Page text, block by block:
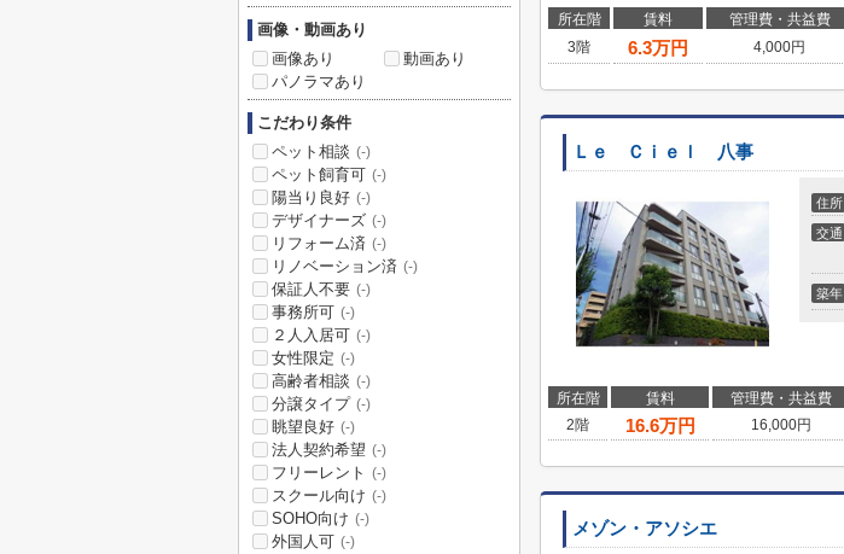
所在階 賃料 管理費・共益費
3階
6.3万円 4,000円
Ｌｅ Ｃｉｅｌ 八事
住所
交通
築年
所在階 賃料 管理費・共益費
2階
16.6万円 16,000円
メゾン・アソシエ
画像・動画あり
画像あり
動画あり
パノラマあり
こだわり条件
ペット相談 (-)
ペット飼育可 (-)
陽当り良好 (-)
デザイナーズ (-)
リフォーム済 (-)
リノベーション済 (-)
保証人不要 (-)
事務所可 (-)
２人入居可 (-)
女性限定 (-)
高齢者相談 (-)
分譲タイプ (-)
眺望良好 (-)
法人契約希望 (-)
フリーレント (-)
スクール向け (-)
SOHO向け (-)
外国人可 (-)